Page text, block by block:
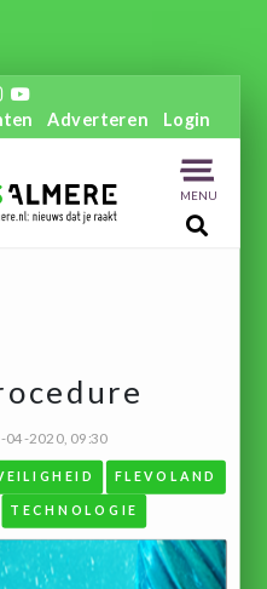
Adverteren Login
MENU
04-2020, 09:30
FLEVOLAND
TECHNOLOGIE